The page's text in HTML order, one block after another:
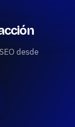
desde